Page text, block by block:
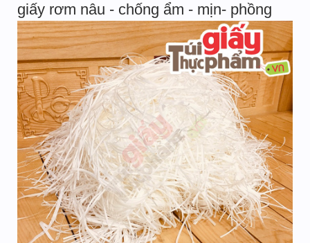
giấy rơm nâu - chống ẩm - mịn- phồng